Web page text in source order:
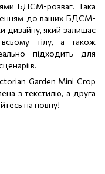
БДСМ-розваг. Така
до ваших БДСМ-
дизайну, який залишає
тілу, а також
підходить для
Garden Mini Crop
​​з текстилю, а друга
на повну!